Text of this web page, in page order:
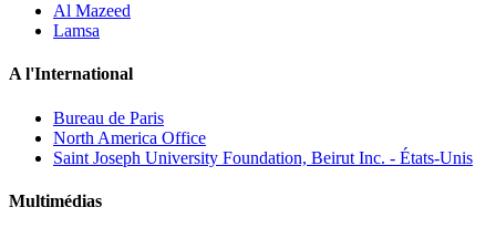
Al Mazeed
Lamsa
A l'International
Bureau de Paris
North America Office
Saint Joseph University Foundation, Beirut Inc. - États-Unis
Multimédias